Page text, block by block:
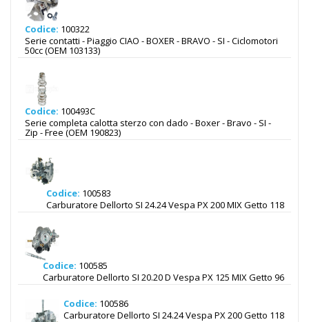
Codice: 100322
Serie contatti - Piaggio CIAO - BOXER - BRAVO - SI - Ciclomotori
50cc (OEM 103133)
Codice: 100493C
Serie completa calotta sterzo con dado - Boxer - Bravo - SI -
Zip - Free (OEM 190823)
Codice: 100583
Carburatore Dellorto SI 24.24 Vespa PX 200 MIX Getto 118
Codice: 100585
Carburatore Dellorto SI 20.20 D Vespa PX 125 MIX Getto 96
Codice: 100586
Carburatore Dellorto SI 24.24 Vespa PX 200 Getto 118